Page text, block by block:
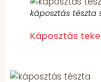
káposztás tészta
Káposztás